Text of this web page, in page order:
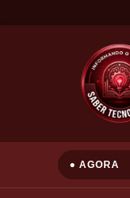
● AGORA